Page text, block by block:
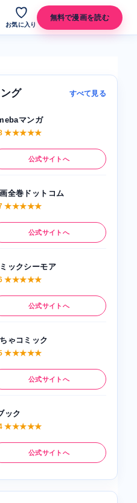
♡
お気に入り
無料で漫画を読む
グ すべて見る
マンガ
★★★★★
公式サイトへ
全巻ドットコム
★★★★★
公式サイトへ
ックシーモア
★★★★★
公式サイトへ
ゃコミック
★★★★★
公式サイトへ
ック
★★★★★
公式サイトへ